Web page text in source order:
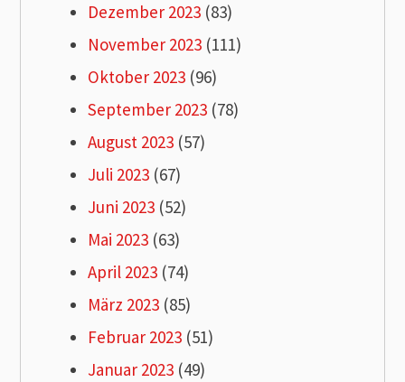
Dezember 2023 (83)
November 2023 (111)
Oktober 2023 (96)
September 2023 (78)
August 2023 (57)
Juli 2023 (67)
Juni 2023 (52)
Mai 2023 (63)
April 2023 (74)
März 2023 (85)
Februar 2023 (51)
Januar 2023 (49)